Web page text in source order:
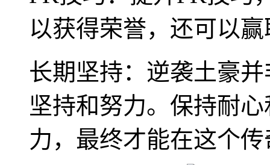
以获得荣誉，还可以
长期坚持：逆袭土豪
坚持和努力。保持耐
力，最终才能在这个